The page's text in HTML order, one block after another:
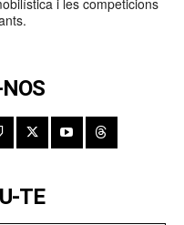
i les competicions
TE